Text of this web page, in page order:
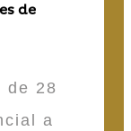
de
de 28
a